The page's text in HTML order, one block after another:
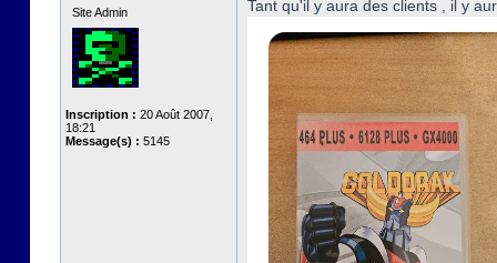
Site Admin
Inscription : 20 Août 2007,
18:21
Message(s) : 5145
Tant qu'il y aura des clients , il y